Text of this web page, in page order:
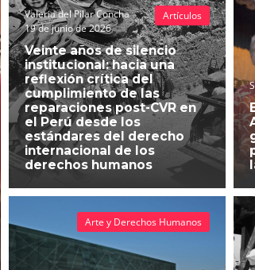
Valeria del Pilar Concha
19 de junio de 2026
Veinte años de silencio
institucional: hacia una
reflexión crítica del
cumplimiento de las
reparaciones post-CVR en
el Perú desde los
estándares del derecho
internacional de los
derechos humanos
Artículos
Arte y Derechos Humanos